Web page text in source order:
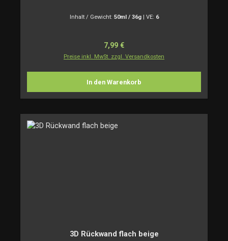
Inhalt / Gewicht: 50ml / 36g VE: 6
Regulärer Preis:
7,99 €
Preise inkl. MwSt. zzgl. Versandkosten
In den Warenkorb
3D Rückwand flach beige